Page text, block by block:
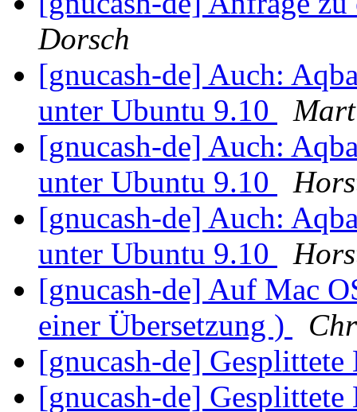
Dorsch
[gnucash-de] Auch:
unter Ubuntu 9.10
[gnucash-de] Auch:
unter Ubuntu 9.10
[gnucash-de] Auch:
unter Ubuntu 9.10
[gnucash-de] Auf Mac
einer Übersetzung )
[gnucash-de]
[gnucash-de]